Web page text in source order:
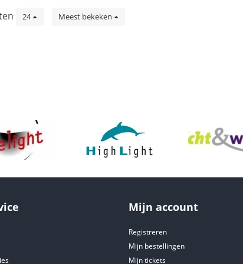
24 Meest bekeken
Mijn account
Registreren
Mijn bestellingen
Mijn tickets